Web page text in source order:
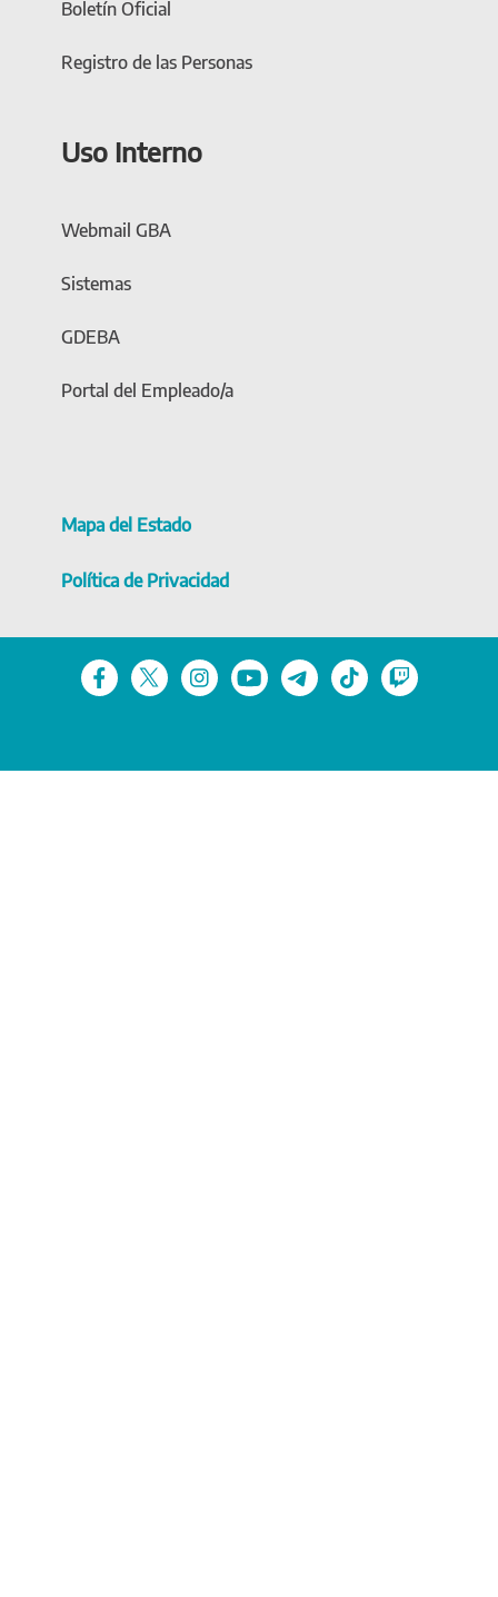
Boletín Oficial
Registro de las Personas
Uso Interno
Webmail GBA
Sistemas
GDEBA
Portal del Empleado/a
Mapa del Estado
Política de Privacidad